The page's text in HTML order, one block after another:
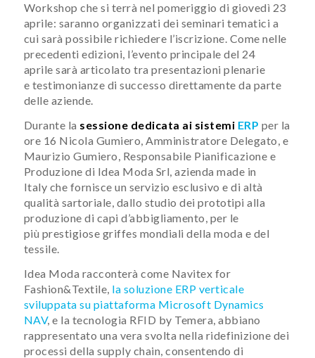
Workshop che si terrà nel pomeriggio di giovedì 23
aprile: saranno organizzati dei seminari tematici a ​
cui sarà possibile richiedere l’iscrizione. Come nelle
precedenti edizioni, l’evento principale del 24
aprile sarà articolato tra presentazioni plenarie
e testimonianze di successo direttamente da parte
delle aziende.
Durante la sessione dedicata ai sistemi ERP per la
ore 16 ​Nicola Gumiero, Amministratore Delegato, e ​
Maurizio Gumiero, Responsabile Pianificazione e
Produzione di Idea Moda Srl, azienda made in
Italy che fornisce un ser​vizio esclusivo e di altà
qualità sartoriale, dallo studio dei prototipi alla
produzione di capi d’abbigliamento, per le
più prestigiose griffes mondiali della moda e del
tessile.
Idea Moda racconterà come Navitex for
Fashion&Textile, la soluzione ERP verticale
sviluppata su piattaforma Microsoft Dynamics
NAV, e la tecnologia RFID by Temera, abbiano
rappresentato una vera svolta nella ridefinizione dei
processi della supply chain, consentendo di